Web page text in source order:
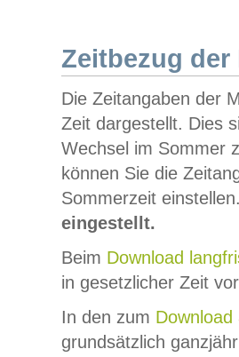
Zeitbezug der
Die Zeitangaben der
Zeit dargestellt. Dies
Wechsel im Sommer
können Sie die
Sommerzeit
eingestellt.
Beim Download
in gesetzlicher Zeit
In den zum Download
grundsätzlich